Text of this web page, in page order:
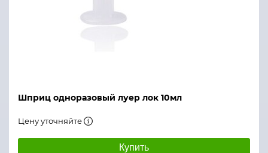
Шприц одноразовый луер лок 10мл
Цену уточняйте
Купить